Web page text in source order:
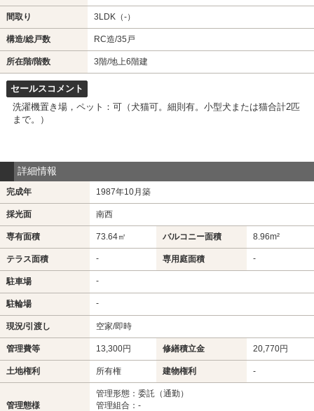
間取り 3LDK（-）
構造/総戸数 RC造/35戸
所在階/階数 3階/地上6階建
セールスコメント
洗濯機置き場，ペット：可（犬猫可。細則有。小型犬または猫合計2匹
まで。）
詳細情報
完成年 1987年10月築
採光面 南西
専有面積 73.64㎡ バルコニー面積 8.96m²
テラス面積 - 専用庭面積 -
駐車場 -
駐輪場 -
現況/引渡し 空家/即時
管理費等 13,300円 修繕積立金 20,770円
土地権利 所有権 建物権利 -
管理態様
管理形態：委託（通勤）
管理組合：-